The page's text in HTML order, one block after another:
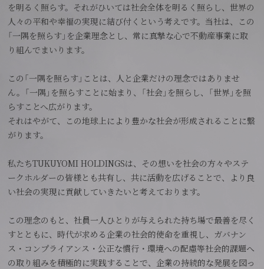
を明るく照らす。それがひいては社会全体を明るく照らし、世界の
人々の平和や幸福の実現に結び付くという考えです。当社は、この
「一隅を照らす」を企業理念とし、常に真摯な心で不動産事業に取
り組んでまいります。
この「一隅を照らす」ことは、人と企業だけの理念ではありませ
ん。「一隅」を照らすことに始まり、「社会」を照らし、「世界」を照
らすことへ広がります。
それはやがて、この地球上により豊かな社会が形成されることに繋
がります。
私たちTUKUYOMI HOLDINGSは、その想いを社会の方々やステ
ークホルダーの皆様とも共有し、共に活動を広げることで、より良
い社会の実現に貢献していきたいと考えております。
この理念のもと、社員一人ひとりが与えられた持ち場で最善を尽く
すとともに、時代が求める企業の社会的使命を重視し、ガバナン
ス・コンプライアンス・公正な慣行・環境への配慮等社会的課題へ
の取り組みを積極的に実践することで、企業の持続的な発展を図っ